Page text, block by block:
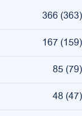
366 (363)
167 (159)
85 (79)
48 (47)